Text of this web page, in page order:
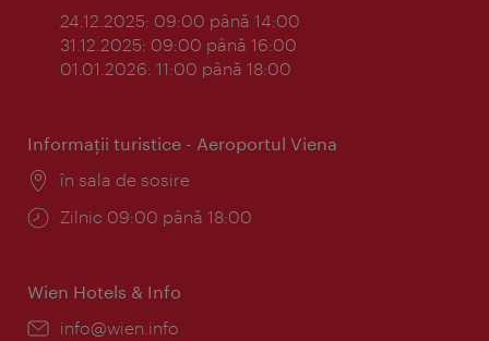
24.12.2025: 09:00 până 14:00
31.12.2025: 09:00 până 16:00
01.01.2026: 11:00 până 18:00
Informaţii turistice - Aeroportul Viena
Locul:
în sala de sosire
Program:
Zilnic 09:00 până 18:00
Wien Hotels & Info
E-
info@wien.info